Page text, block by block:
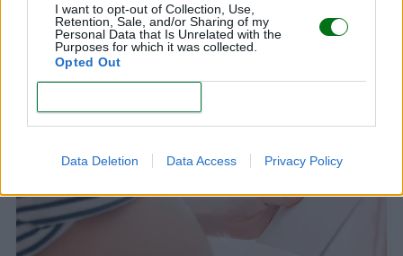
I want to opt-out of Collection, Use,
Retention, Sale, and/or Sharing of my
Personal Data that Is Unrelated with the
Purposes for which it was collected.
Opted Out
Data Deletion Data Access Privacy Policy
Nombres catalanes de niño: ¡los 50 más bonitos!
LEER